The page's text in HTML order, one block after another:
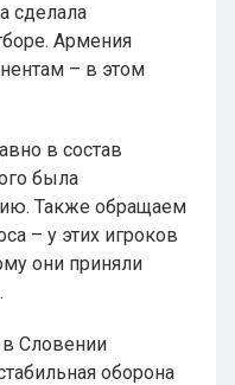
сделала
Армения
– в этом
в состав
была
Также обращаем
– у этих игроков
они приняли
в Словении
оборона